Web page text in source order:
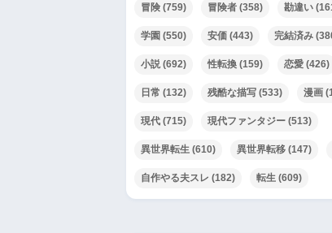
冒険 (759) 冒険者 (358) 勘違い
学園 (550) 安価 (443) 完結済み
小説(692) 性転換 (159) 恋愛 (426)
日常 (132) 残酷な描写 (533) 漫画
現代 (715) 現代ファンタジー (513)
異世界転生 (610) 異世界転移 (147)
自作やる夫スレ (182) 転生 (609)